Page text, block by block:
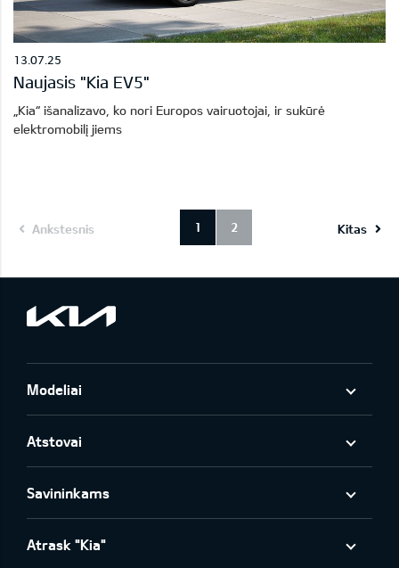
13.07.25
Naujasis "Kia EV5"
„Kia“ išanalizavo, ko nori Europos vairuotojai, ir sukūrė
elektromobilį jiems
Ankstesnis Kitas
1 2
Modeliai
Atstovai
Savininkams
Atrask "Kia"